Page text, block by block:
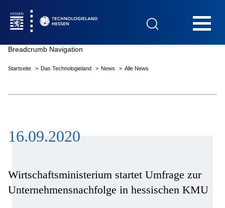
Das Technologieland
Innovationsfelder
Breadcrumb Navigation
Startseite Das Technologieland News Alle News
16.09.2020
Wirtschaftsministerium startet Umfrage zur
Unternehmensnachfolge in hessischen KMU